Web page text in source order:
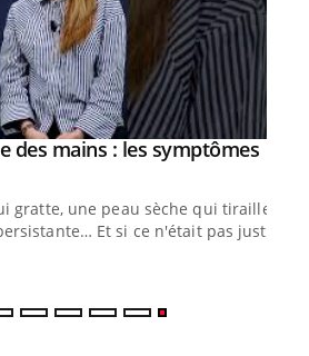
des mains : les symptômes
gratte, une peau sèche qui tiraille,
Et si ce n'était pas juste